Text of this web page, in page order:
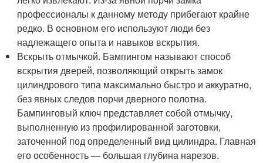
профессионалы к данному методу прибегают крайне
редко. В основном его используют люди без
надлежащего опыта и навыков вскрытия.
Вскрыть отмычкой. Бампингом называют способ
вскрытия дверей, позволяющий открыть замок
цилиндрового типа максимально быстро и аккуратно,
без явных следов порчи дверного полотна.
Бампинговый ключ представляет собой отмычку,
выполненную из профилированной заготовки,
заточенной под определенный вид цилиндра. Главная
его особенность — большая глубина нарезов.